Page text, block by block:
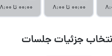
۰۰:۰۰ تا ۸:۰۰ ۰۰:۰۰ تا ۸:۰۰
جزئیات جلسات